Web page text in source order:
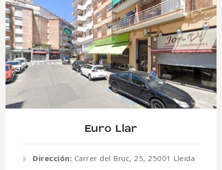
Euro Llar
Dirección: Carrer del Bruc, 25, 25001 Lleida